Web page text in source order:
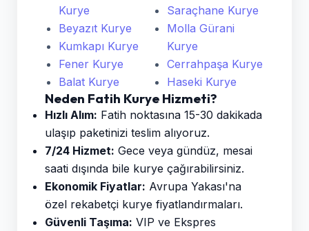
Kurye
Beyazıt Kurye
Kumkapı Kurye
Fener Kurye
Balat Kurye
Saraçhane Kurye
Molla Gürani
Kurye
Cerrahpaşa Kurye
Haseki Kurye
Neden Fatih Kurye Hizmeti?
Hızlı Alım: Fatih noktasına 15-30 dakikada
ulaşıp paketinizi teslim alıyoruz.
7/24 Hizmet: Gece veya gündüz, mesai
saati dışında bile kurye çağırabilirsiniz.
Ekonomik Fiyatlar: Avrupa Yakası'na
özel rekabetçi kurye fiyatlandırmaları.
Güvenli Taşıma: VIP ve Ekspres